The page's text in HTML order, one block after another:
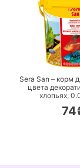
Sera San – корм
цвета
хлопьях,